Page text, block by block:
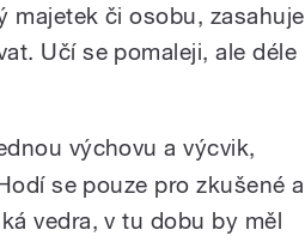
majetek či osobu, zasahuje
Učí se pomaleji, ale déle
výchovu a výcvik,
se pouze pro zkušené a
vedra, v tu dobu by měl